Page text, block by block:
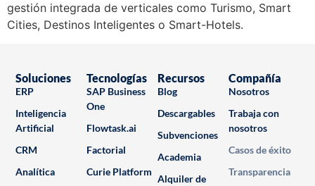
gestión integrada de verticales como Turismo, Smart
Cities, Destinos Inteligentes o Smart-Hotels.
Soluciones
ERP
Inteligencia
Artificial
CRM
Analítica
Tecnologías
SAP Business
One
Flowtask.ai
Factorial
Curie Platform
Recursos
Blog
Descargables
Subvenciones
Academia
Alquiler de
Compañía
Nosotros
Trabaja con
nosotros
Casos de éxito
Transparencia